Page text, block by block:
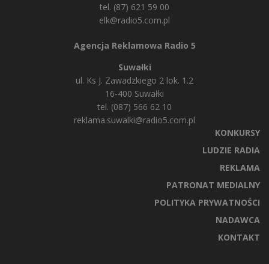
tel. (87) 621 59 00
elk@radio5.com.pl
Agencja Reklamowa Radio 5
Suwałki
ul. Ks J. Zawadzkiego 2 lok. 1.2
16-400 Suwałki
tel. (087) 566 62 10
reklama.suwalki@radio5.com.pl
KONKURSY
LUDZIE RADIA
REKLAMA
PATRONAT MEDIALNY
POLITYKA PRYWATNOŚCI
NADAWCA
KONTAKT